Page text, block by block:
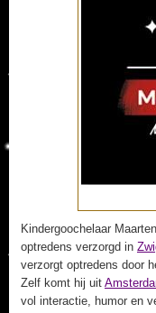
Kindergoochelaar
optredens verzorgd in
verzorgt optredens door
Zelf komt hij uit
vol interactie, humor en